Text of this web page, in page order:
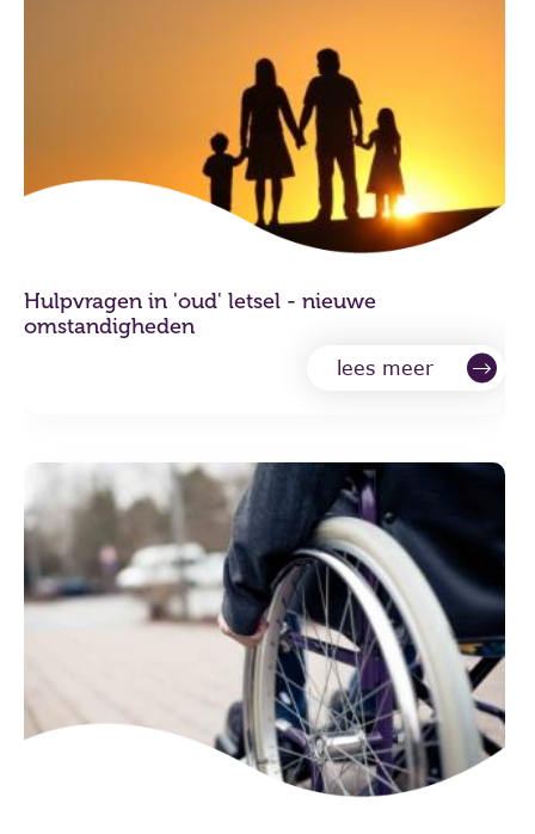
Hulpvragen in 'oud' letsel - nieuwe
omstandigheden
lees meer